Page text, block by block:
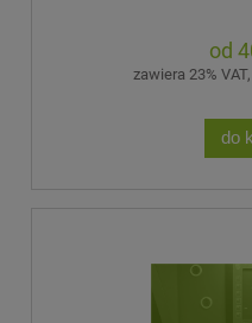
zawiera 23%
do